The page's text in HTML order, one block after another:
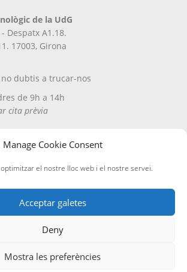
Manage Cookie Consent
el nostre lloc web i el nostre servei.
Acceptar galetes
Deny
Mostra les preferències
de la UdG
Despatx A1.18.
17003, Girona
dubtis a trucar-nos
de 9h a 14h
cita prèvia
de privacitat Política de cookies